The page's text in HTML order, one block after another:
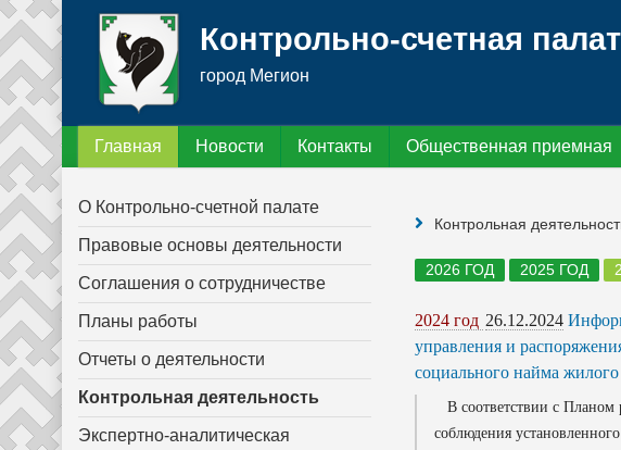
Контрольно-счетная
город Мегион
Главная Новости Контакты Общественная приемная
О Контрольно-счетной палате
Правовые основы деятельности
Соглашения о сотрудничестве
Планы работы
Отчеты о деятельности
Контрольная деятельность
Экспертно-аналитическая
Контрольная
2026 ГОД 2025 ГОД
2024 год 26.12.2024
управления и
социального найма
В соответствии с Планом
соблюдения